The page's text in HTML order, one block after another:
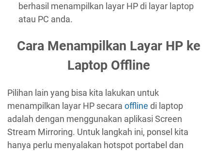
berhasil menampilkan layar HP di layar laptop
atau PC anda.
Cara Menampilkan Layar HP ke
Laptop Offline
Pilihan lain yang bisa kita lakukan untuk
menampilkan layar HP secara offline di laptop
adalah dengan menggunakan aplikasi Screen
Stream Mirroring. Untuk langkah ini, ponsel kita
hanya perlu menyalakan hotspot portabel dan